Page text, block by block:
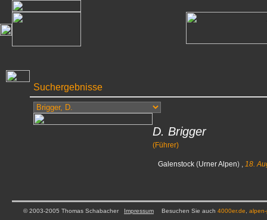
Suchergebnisse
D. Brigger
(Führer)
Galenstock (Urner Alpen) , 18.
© 2003-2005 Thomas Schabacher Impressum Besuchen Sie auch 4000er.de